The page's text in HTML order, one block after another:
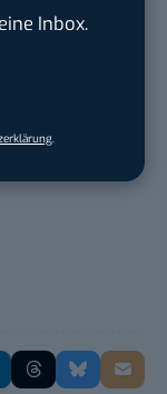
Inbox.